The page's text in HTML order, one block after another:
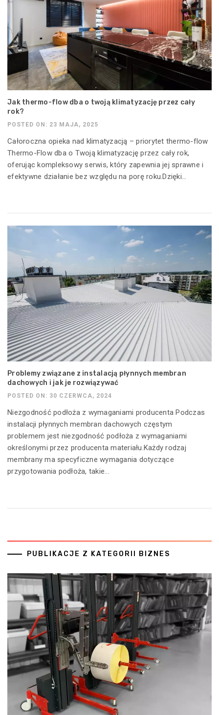
Jak thermo-flow dba o twoją klimatyzację przez cały
rok?
POSTED ON: 23 MAJA, 2025
Całoroczna opieka nad klimatyzacją – priorytet thermo-flow
Thermo-Flow dba o Twoją klimatyzację przez cały rok,
oferując kompleksowy serwis, który zapewnia jej sprawne i
efektywne działanie bez względu na porę roku.Dzięki...
Problemy związane z instalacją płynnych membran
dachowych i jak je rozwiązywać
POSTED ON: 30 CZERWCA, 2024
Niezgodność podłoża z wymaganiami producenta Podczas
instalacji płynnych membran dachowych częstym
problemem jest niezgodność podłoża z wymaganiami
określonymi przez producenta materiału.Każdy rodzaj
membrany ma specyficzne wymagania dotyczące
przygotowania podłoża, takie...
PUBLIKACJE Z KATEGORII BIZNES